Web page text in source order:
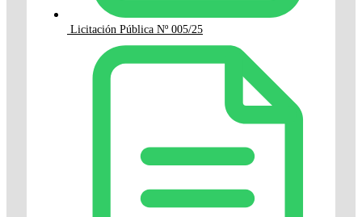
Licitación Pública Nº 005/25